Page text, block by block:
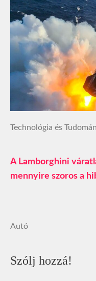
Technológia és
A Lamborghini
mennyire szoros a
Autó
Szólj hozzá!